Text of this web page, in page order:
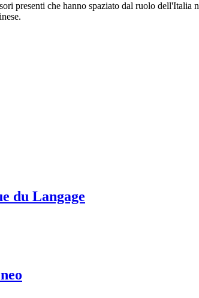
presenti che hanno spaziato dal ruolo dell'Italia
du Langage